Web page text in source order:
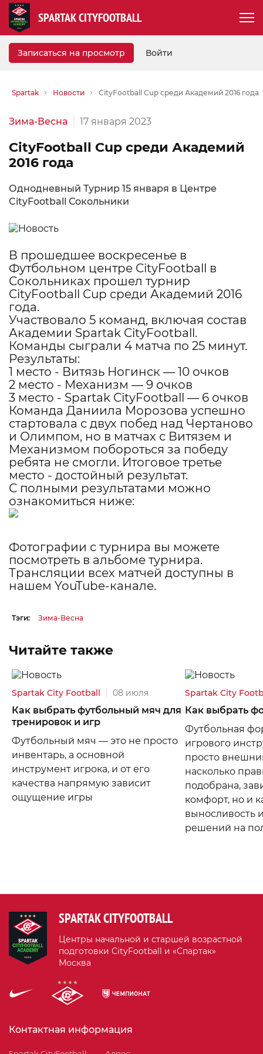
SPARTAK CITYFOOTBALL
Записаться на просмотр Войти
Spartak Новости CityFootball Cup среди Академий 2016 года
Зима-Весна 17 января 2023
CityFootball Cup среди Академий
2016 года
Однодневный Турнир 15 января в Центре
CityFootball Сокольники
В прошедшее воскресенье в
Футбольном центре CityFootball в
Сокольниках прошел турнир
CityFootball Cup среди Академий 2016
года.
Участвовало 5 команд, включая состав
Академии Spartak CityFootball.
Команды сыграли 4 матча по 25 минут.
Результаты:
1 место - Витязь Ногинск — 10 очков
2 место - Механизм — 9 очков
3 место - Spartak CityFootball — 6 очков
Команда Даниила Морозова успешно
стартовала с двух побед над Чертаново
и Олимпом, но в матчах с Витязем и
Механизмом побороться за победу
ребята не смогли. Итоговое третье
место - достойный результат.
С полными результатами можно
ознакомиться ниже:
Фотографии с турнира вы можете
посмотреть в альбоме турнира.
Трансляции всех матчей доступны в
нашем YouTube-канале.
Тэги: Зима-Весна
Читайте также
Spartak City Football 08 июля
Как выбрать футбольный мяч для
тренировок и игр
Футбольный мяч — это не просто
инвентарь, а основной
инструмент игрока, и от его
качества напрямую зависит
ощущение игры
Spartak City
Как выбрать
Футбольная
игрового
просто
насколько
подобрана,
комфорт, но и
выносливость
решений на
SPARTAK CITYFOOTBALL
Центры начальной и старшей возрастной
подготовки CityFootball и «Спартак»
Москва
Контактная информация